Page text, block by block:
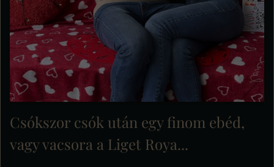
Csókszor csók után egy finom ebéd,
vagy vacsora a Liget Roya...